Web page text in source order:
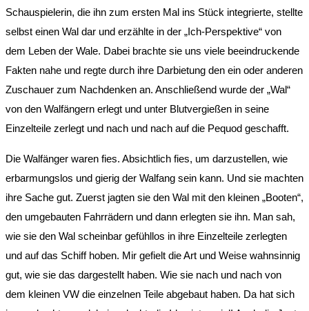
Schauspielerin, die ihn zum ersten Mal ins Stück integrierte, stellte
selbst einen Wal dar und erzählte in der „Ich-Perspektive“ von
dem Leben der Wale. Dabei brachte sie uns viele beeindruckende
Fakten nahe und regte durch ihre Darbietung den ein oder anderen
Zuschauer zum Nachdenken an. Anschließend wurde der „Wal“
von den Walfängern erlegt und unter Blutvergießen in seine
Einzelteile zerlegt und nach und nach auf die Pequod geschafft.
Die Walfänger waren fies. Absichtlich fies, um darzustellen, wie
erbarmungslos und gierig der Walfang sein kann. Und sie machten
ihre Sache gut. Zuerst jagten sie den Wal mit den kleinen „Booten“,
den umgebauten Fahrrädern und dann erlegten sie ihn. Man sah,
wie sie den Wal scheinbar gefühllos in ihre Einzelteile zerlegten
und auf das Schiff hoben. Mir gefielt die Art und Weise wahnsinnig
gut, wie sie das dargestellt haben. Wie sie nach und nach von
dem kleinen VW die einzelnen Teile abgebaut haben. Da hat sich